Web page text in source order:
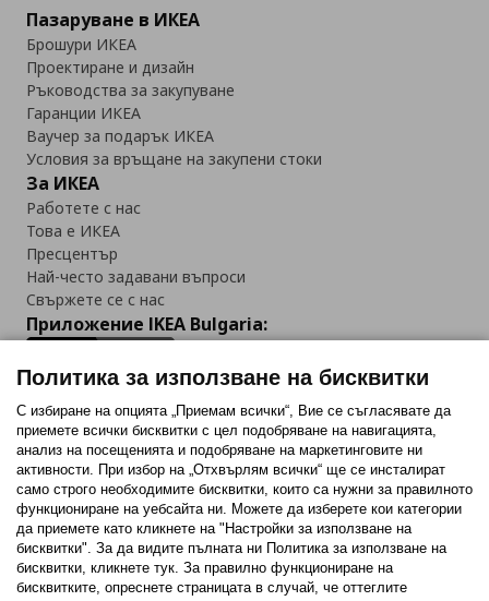
Пазаруване в ИКЕА
Брошури ИКЕА
Проектиране и дизайн
Ръководства за закупуване
Гаранции ИКЕА
Ваучер за подарък ИКЕА
Условия за връщане на закупени стоки
За ИКЕА
Работете с нас
Това е ИКЕА
Пресцентър
Най-често задавани въпроси
Свържете се с нас
Приложение IKEA Bulgaria:
Последвайте ни:
FacebookTwitterYoutubePinterestInstagram
Политика за използване на бисквитки
С избиране на опцията „Приемам всички“, Вие се съгласявате да
приемете всички бисквитки с цел подобряване на навигацията,
анализ на посещенията и подобряване на маркетинговите ни
активности. При избор на „Отхвърлям всички“ ще се инсталират
само строго необходимитe бисквитки, които са нужни за правилното
функциониране на уебсайта ни. Можете да изберете кои категории
да приемете като кликнете на "Настройки за използване на
бисквитки". За да видите пълната ни Политика за използване на
бисквитки, кликнете тук. За правилно функциониране на
бисквитките, опреснете страницата в случай, че оттеглите